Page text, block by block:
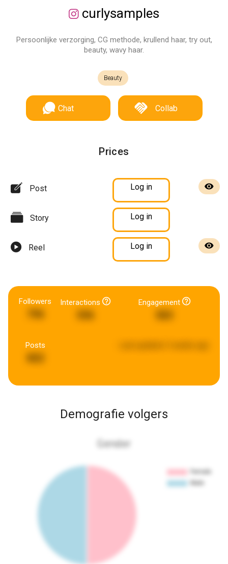
curlysamples
Persoonlijke verzorging, CG methode, krullend haar, try out,
beauty, wavy haar.
Beauty
Chat Collab
Prices
Post Log in
Story Log in
Reel Log in
Followers Interactions
596
Engagement
Posts
Demografie volgers
Gender